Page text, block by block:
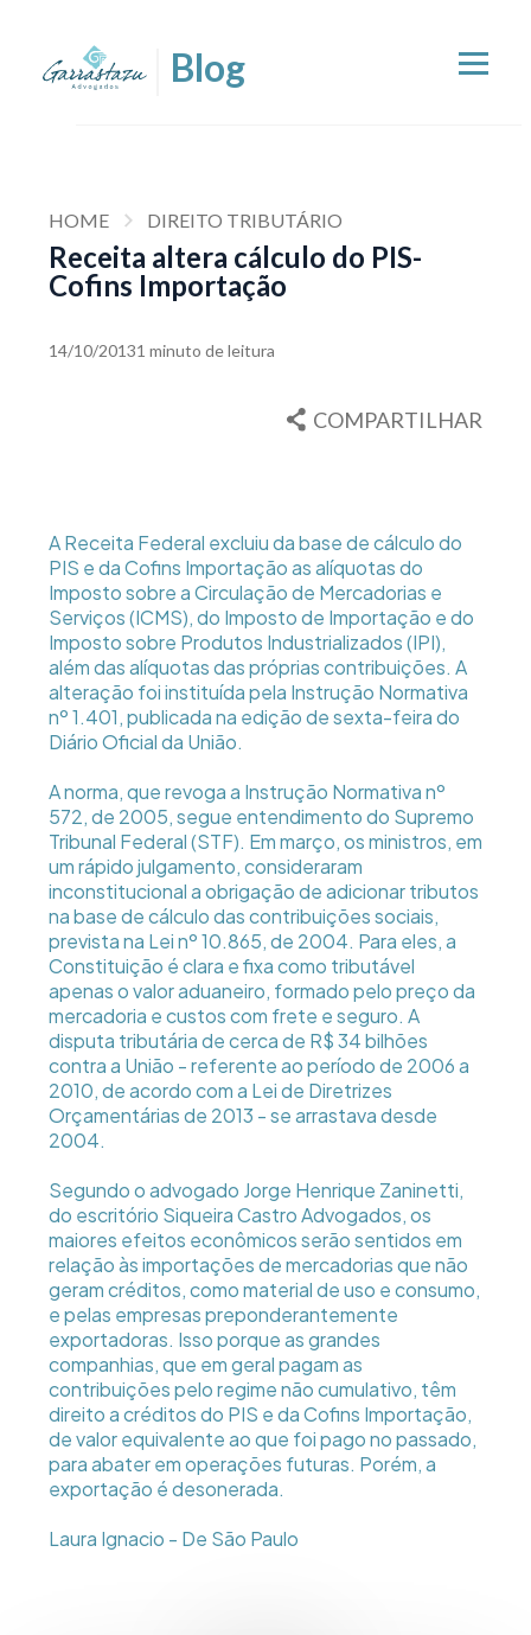
HOME DIREITO TRIBUTÁRIO
Receita altera cálculo do PIS-
Cofins Importação
14/10/20131 minuto de leitura
COMPARTILHAR
A Receita Federal excluiu da base de cálculo do
PIS e da Cofins Importação as alíquotas do
Imposto sobre a Circulação de Mercadorias e
Serviços (ICMS), do Imposto de Importação e do
Imposto sobre Produtos Industrializados (IPI),
além das alíquotas das próprias contribuições. A
alteração foi instituída pela Instrução Normativa
nº 1.401, publicada na edição de sexta-feira do
Diário Oficial da União.
A norma, que revoga a Instrução Normativa nº
572, de 2005, segue entendimento do Supremo
Tribunal Federal (STF). Em março, os ministros, em
um rápido julgamento, consideraram
inconstitucional a obrigação de adicionar tributos
na base de cálculo das contribuições sociais,
prevista na Lei nº 10.865, de 2004. Para eles, a
Constituição é clara e fixa como tributável
apenas o valor aduaneiro, formado pelo preço da
mercadoria e custos com frete e seguro. A
disputa tributária de cerca de R$ 34 bilhões
contra a União - referente ao período de 2006 a
2010, de acordo com a Lei de Diretrizes
Orçamentárias de 2013 - se arrastava desde
2004.
Segundo o advogado Jorge Henrique Zaninetti,
do escritório Siqueira Castro Advogados, os
maiores efeitos econômicos serão sentidos em
relação às importações de mercadorias que não
geram créditos, como material de uso e consumo,
e pelas empresas preponderantemente
exportadoras. Isso porque as grandes
companhias, que em geral pagam as
contribuições pelo regime não cumulativo, têm
direito a créditos do PIS e da Cofins Importação,
de valor equivalente ao que foi pago no passado,
para abater em operações futuras. Porém, a
exportação é desonerada.
Laura Ignacio - De São Paulo